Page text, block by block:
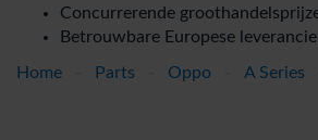
Concurrerende
Betrouwbare Europese
Home Parts Oppo A Series